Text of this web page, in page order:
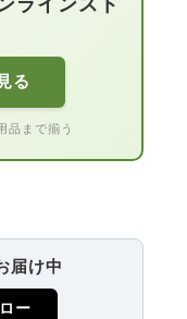
る
品まで揃う
届け中
ー